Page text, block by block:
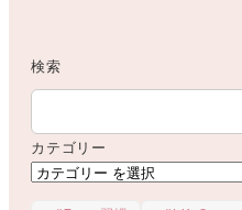
検索
カテゴリー